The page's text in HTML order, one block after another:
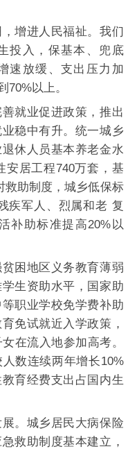
增进人民福祉。我们
投入，保基本、兜底
速放缓、支出压力加
70%以上。
就业促进政策，推出
稳中有升。统一城乡
休人员基本养老金水
安居工程740万套，基
救助制度，城乡低保标
疾军人、烈属和老 复
补助标准提高20%以
困地区义务教育薄弱
生资助水平，国家助
职业学校免学费补助
免试就近入学政策，
在流入地参加高考。
数连续两年增长10%
育经费支出占国内生
。城乡居民大病保险
救助制度基本建立，